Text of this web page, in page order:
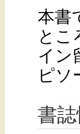
本書
とこ
イン
ピソ
書